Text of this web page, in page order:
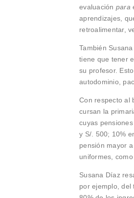
evaluación para
aprendizajes,
retroalimentar,
También
tiene que tener
su profesor.
autodominio,
Con respecto al
cursan la
cuyas
y S/. 500; 10%
pensión mayor
uniformes,
Susana Díaz
por ejemplo, del